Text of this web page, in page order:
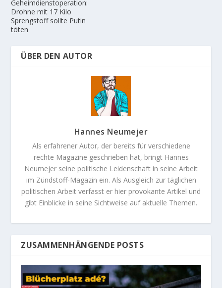
Geheimdienstoperation:
Drohne mit 17 Kilo
Sprengstoff sollte Putin
töten
ÜBER DEN AUTOR
Hannes Neumejer
Als erfahrener Autor, der bereits für verschiedene
rechte Magazine geschrieben hat, bringt Hannes
Neumejer seine politische Leidenschaft in seine Arbeit
im Zündstoff-Magazin ein. Als Ausgleich zur täglichen
politischen Arbeit verfasst er hier provokante Artikel und
gibt Einblicke in seine Sichtweise auf aktuelle Themen.
ZUSAMMENHÄNGENDE POSTS